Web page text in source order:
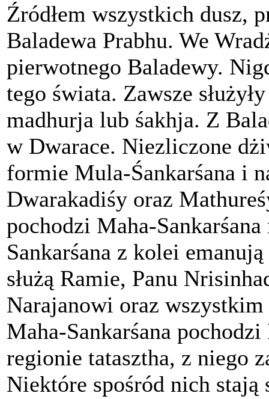
Źródłem wszystkich dusz,
Baladewa Prabhu. We
pierwotnego Baladewy.
tego świata. Zawsze
madhurja lub śakhja. Z
w Dwarace. Niezliczone
formie Mula-Śankarśana i
Dwarakadiśy oraz
pochodzi Maha-
Sankarśana z kolei
służą Ramie, Panu
Narajanowi oraz
Maha-Sankarśana
regionie tatasztha, z niego
Niektóre spośród nich